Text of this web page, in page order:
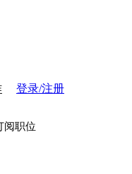
登录/注册
阅职位